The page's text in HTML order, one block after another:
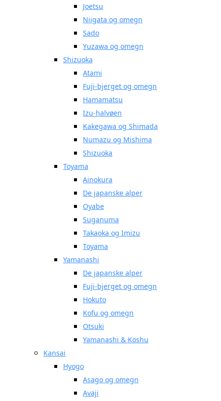
Joetsu
Niigata og omegn
Sado
Yuzawa og omegn
Shizuoka
Atami
Fuji-bjerget og omegn
Hamamatsu
Izu-halvøen
Kakegawa og Shimada
Numazu og Mishima
Shizuoka
Toyama
Ainokura
De japanske alper
Oyabe
Suganuma
Takaoka og Imizu
Toyama
Yamanashi
De japanske alper
Fuji-bjerget og omegn
Hokuto
Kofu og omegn
Otsuki
Yamanashi & Koshu
Kansai
Hyogo
Asago og omegn
Avaji